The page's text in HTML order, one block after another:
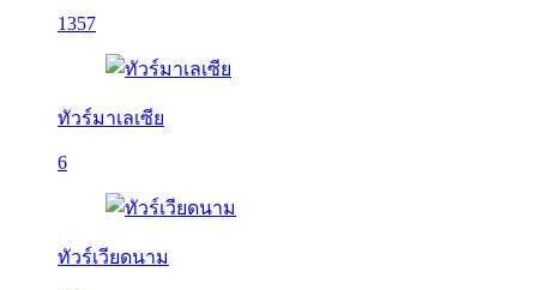
1357
ทัวร์มาเลเซีย
6
ทัวร์เวียดนาม